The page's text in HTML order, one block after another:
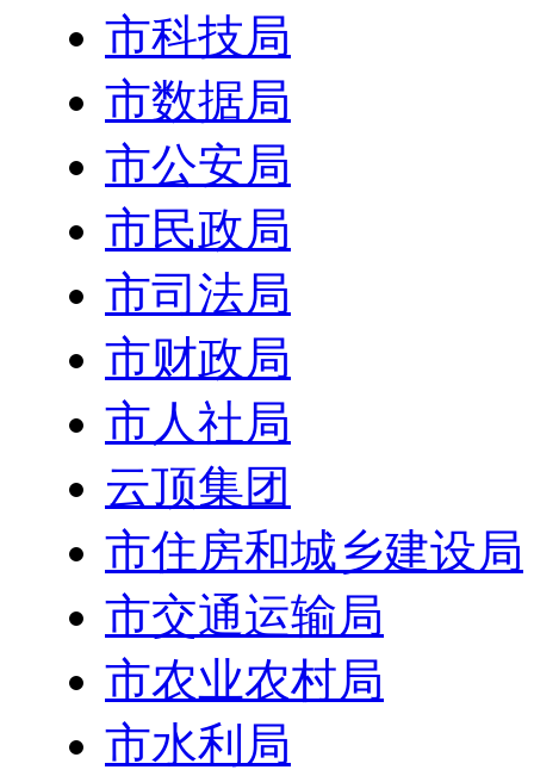
市科技局
市数据局
市公安局
市民政局
市司法局
市财政局
市人社局
云顶集团
市住房和城乡建设局
市交通运输局
市农业农村局
市水利局